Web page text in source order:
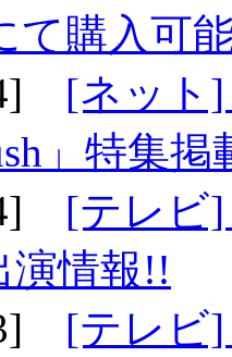
て購入可
[ネット]
」特集
[テレビ]
演情報!!
[テレビ